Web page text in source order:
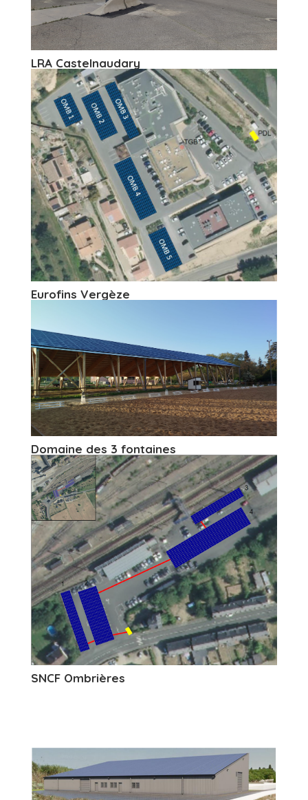
LRA Castelnaudary
Eurofins Vergèze
Domaine des 3 fontaines
SNCF Ombrières